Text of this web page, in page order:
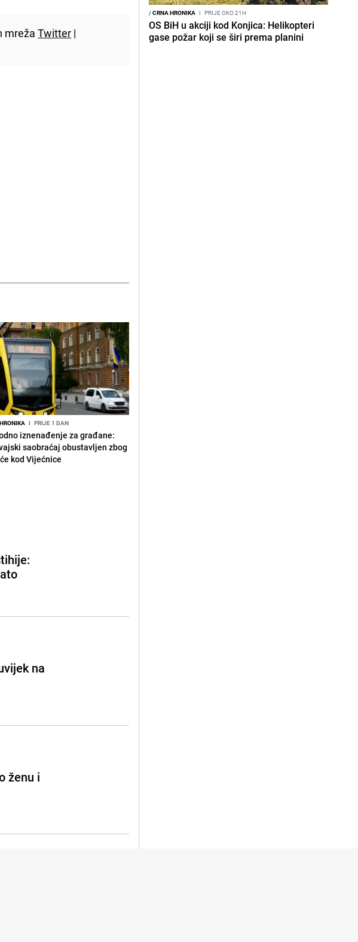
mrežaTwitter |
I PRIJE 1 DAN
iznenađenje za građane:
saobraćaj obustavljen zbog
kod Vijećnice
na
ženu i
/CRNA HRONIKA I PRIJE OKO 21H
OS BiH u akciji kod Konjica: Helikopteri
gase požar koji se širi prema planini